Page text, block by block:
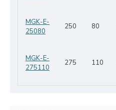
MGK-E-
25080
250 80
MGK-E-
275110
275 110